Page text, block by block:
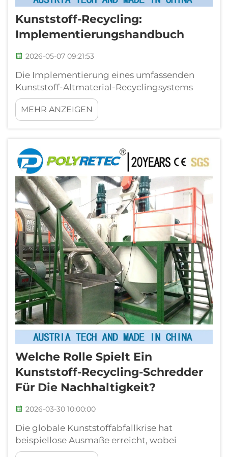
Kunststoff-Recycling:
Implementierungshandbuch
2026-05-07 09:21:53
Die Implementierung eines umfassenden
Kunststoff-Altmaterial-Recyclingsystems
stellt eine strategische Notwendigkeit für
Hersteller, Verarbeiter und industrielle
Betriebe dar, die Abfallkosten senken, ihre
Einnahmequellen erschließen möchten...
MEHR ANZEIGEN
Welche Rolle Spielt Ein
Kunststoff-Recycling-Schredder
Für Die Nachhaltigkeit?
2026-03-30 10:00:00
Die globale Kunststoffabfallkrise hat
beispiellose Ausmaße erreicht, wobei
weltweit jährlich über 300 Millionen Tonnen